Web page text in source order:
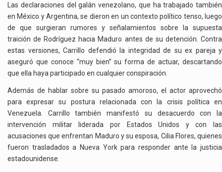
Las declaraciones del galán venezolano, que ha trabajado también
en México y Argentina, se dieron en un contexto político tenso, luego
de que surgieran rumores y señalamientos sobre la supuesta
traición de Rodríguez hacia Maduro antes de su detención. Contra
estas versiones, Carrillo defendió la integridad de su ex pareja y
aseguró que conoce “muy bien” su forma de actuar, descartando
que ella haya participado en cualquier conspiración.
Además de hablar sobre su pasado amoroso, el actor aprovechó
para expresar su postura relacionada con la crisis política en
Venezuela. Carrillo también manifestó su desacuerdo con la
intervención militar liderada por Estados Unidos y con las
acusaciones que enfrentan Maduro y su esposa, Cilia Flores, quienes
fueron trasladados a Nueva York para responder ante la justicia
estadounidense.